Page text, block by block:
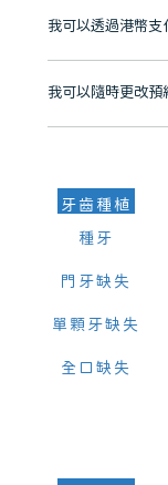
我可以透過港幣支
可以。維港口腔會
我可以隨時更改預
可以，請盡早通過
牙齒種植
種牙
門牙缺失
單顆牙缺失
全口缺失